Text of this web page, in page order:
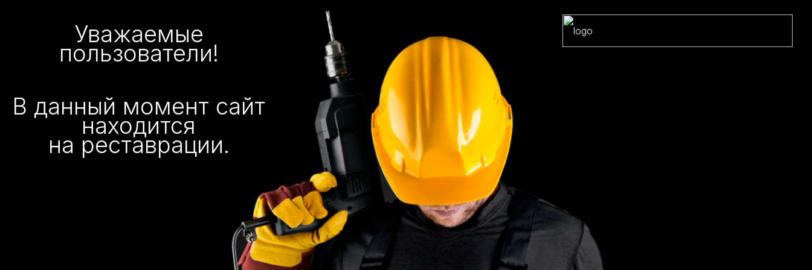
Уважаемые
пользователи!
В данный момент сайт
находится
на реставрации.